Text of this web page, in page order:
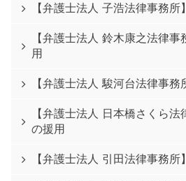
【弁護士法人 子浩法律事務
【弁護士法人 鈴木康之法律
用
【弁護士法人 駿河台法律事
【弁護士法人 日本橋さくら
の援用
【弁護士法人 引田法律事務